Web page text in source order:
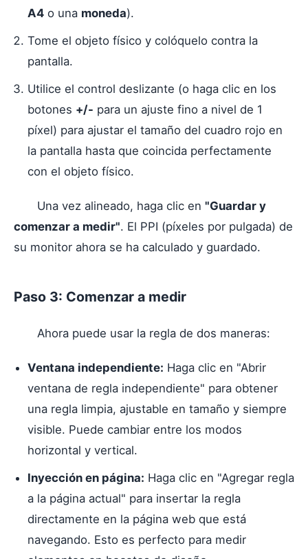
A4 o una moneda).
Tome el objeto físico y colóquelo contra la
pantalla.
Utilice el control deslizante (o haga clic en los
botones +/- para un ajuste fino a nivel de 1
píxel) para ajustar el tamaño del cuadro rojo en
la pantalla hasta que coincida perfectamente
con el objeto físico.
Una vez alineado, haga clic en "Guardar y
comenzar a medir". El PPI (píxeles por pulgada) de
su monitor ahora se ha calculado y guardado.
Paso 3: Comenzar a medir
Ahora puede usar la regla de dos maneras:
Ventana independiente: Haga clic en "Abrir
ventana de regla independiente" para obtener
una regla limpia, ajustable en tamaño y siempre
visible. Puede cambiar entre los modos
horizontal y vertical.
Inyección en página: Haga clic en "Agregar regla
a la página actual" para insertar la regla
directamente en la página web que está
navegando. Esto es perfecto para medir